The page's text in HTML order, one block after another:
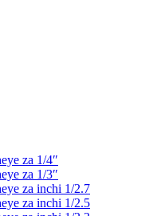
za 1/4″
za 1/3″
za inchi 1/2.7
za inchi 1/2.5